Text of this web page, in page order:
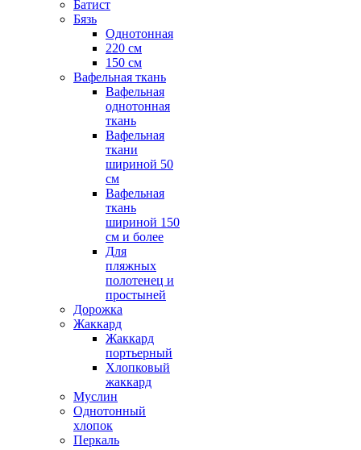
Батист
Бязь
Однотонная
220 см
150 см
Вафельная ткань
Вафельная
однотонная
ткань
Вафельная
ткани
шириной 50
см
Вафельная
ткань
шириной 150
см и более
Для
пляжных
полотенец и
простыней
Дорожка
Жаккард
Жаккард
портьерный
Хлопковый
жаккард
Муслин
Однотонный
хлопок
Перкаль